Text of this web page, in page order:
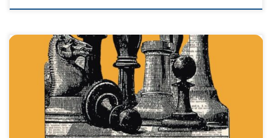
El Club de Ajedrez Carabanchel tiene el placer de invitarte a un
evento muy especial que celebra la belleza y la historia de
nuestro juego favorito.
Sábado 13 de septiembre
12:00 hrs
Sede del Carabanchel Club de Ajedrez
Charla: “Siglo XIX.